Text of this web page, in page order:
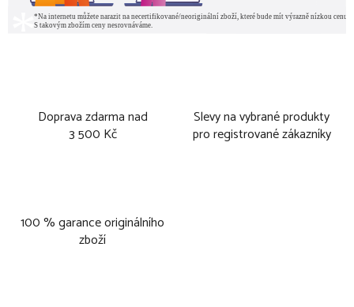
Doprava zdarma nad
3 500 Kč
Slevy na vybrané produkty
pro registrované zákazníky
100 % garance originálního
zboží